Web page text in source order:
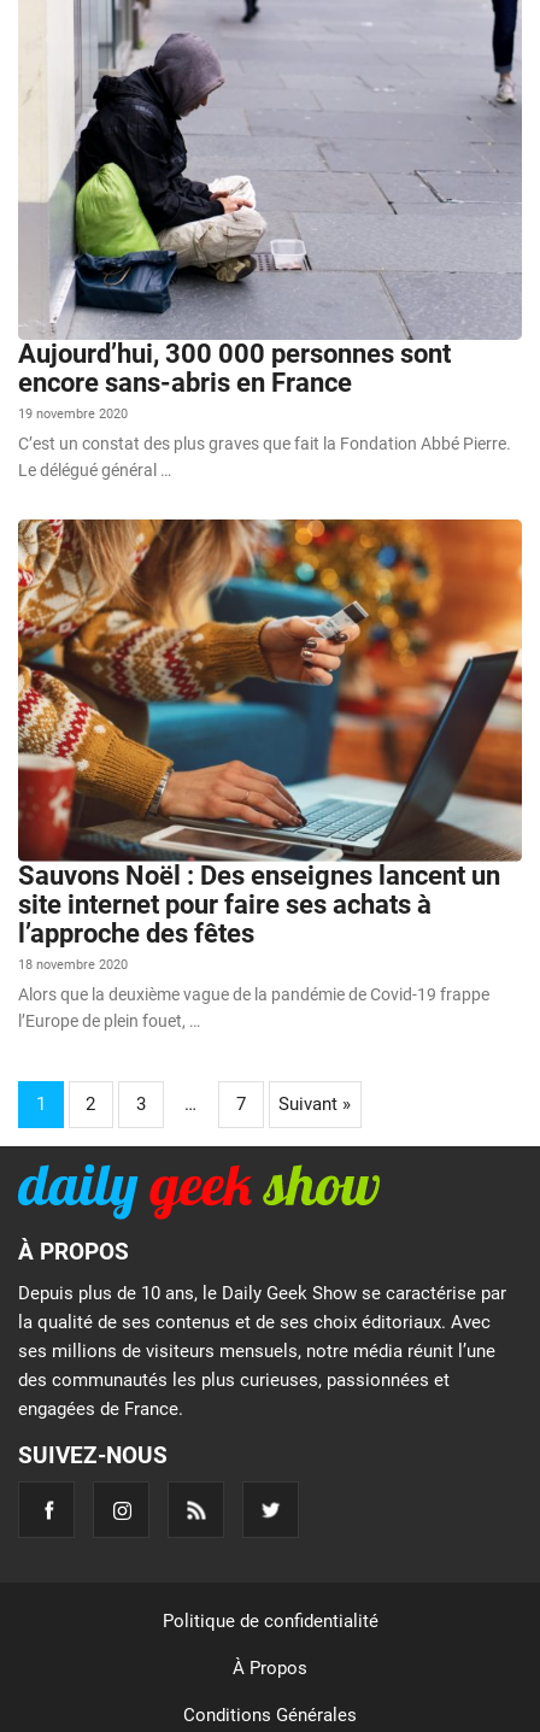
Aujourd’hui, 300 000 personnes sont
encore sans-abris en France
19 novembre 2020
C’est un constat des plus graves que fait la Fondation Abbé Pierre.
Le délégué général …
Sauvons Noël : Des enseignes lancent un
site internet pour faire ses achats à
l’approche des fêtes
18 novembre 2020
Alors que la deuxième vague de la pandémie de Covid-19 frappe
l’Europe de plein fouet, …
1 2 3 … 7 Suivant »
À PROPOS
Depuis plus de 10 ans, le Daily Geek Show se caractérise par
la qualité de ses contenus et de ses choix éditoriaux. Avec
ses millions de visiteurs mensuels, notre média réunit l’une
des communautés les plus curieuses, passionnées et
engagées de France.
SUIVEZ-NOUS
Politique de confidentialité
À Propos
Conditions Générales